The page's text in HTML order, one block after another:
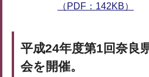
（PDF：142KB）
平成24年度第1回奈良
会を開催。